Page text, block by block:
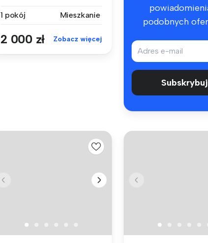
1 pokój
Mieszkanie
2 000 zł Zobacz więcej
podobnych
Subskrybuj